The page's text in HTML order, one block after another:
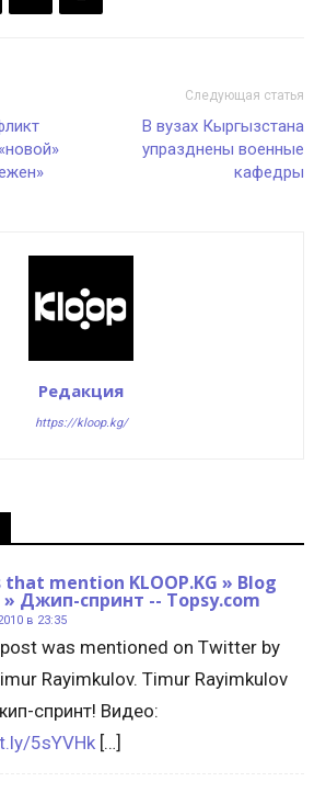
Следующая статья
В вузах Кыргызстана
упразднены военные
кафедры
Редакция
https://kloop.kg/
mention KLOOP.KG » Blog
» Джип-спринт -- Topsy.com
в 23:35
was mentioned on Twitter by
Rayimkulov. Timur Rayimkulov
спринт! Видео:
5sYVHk […]